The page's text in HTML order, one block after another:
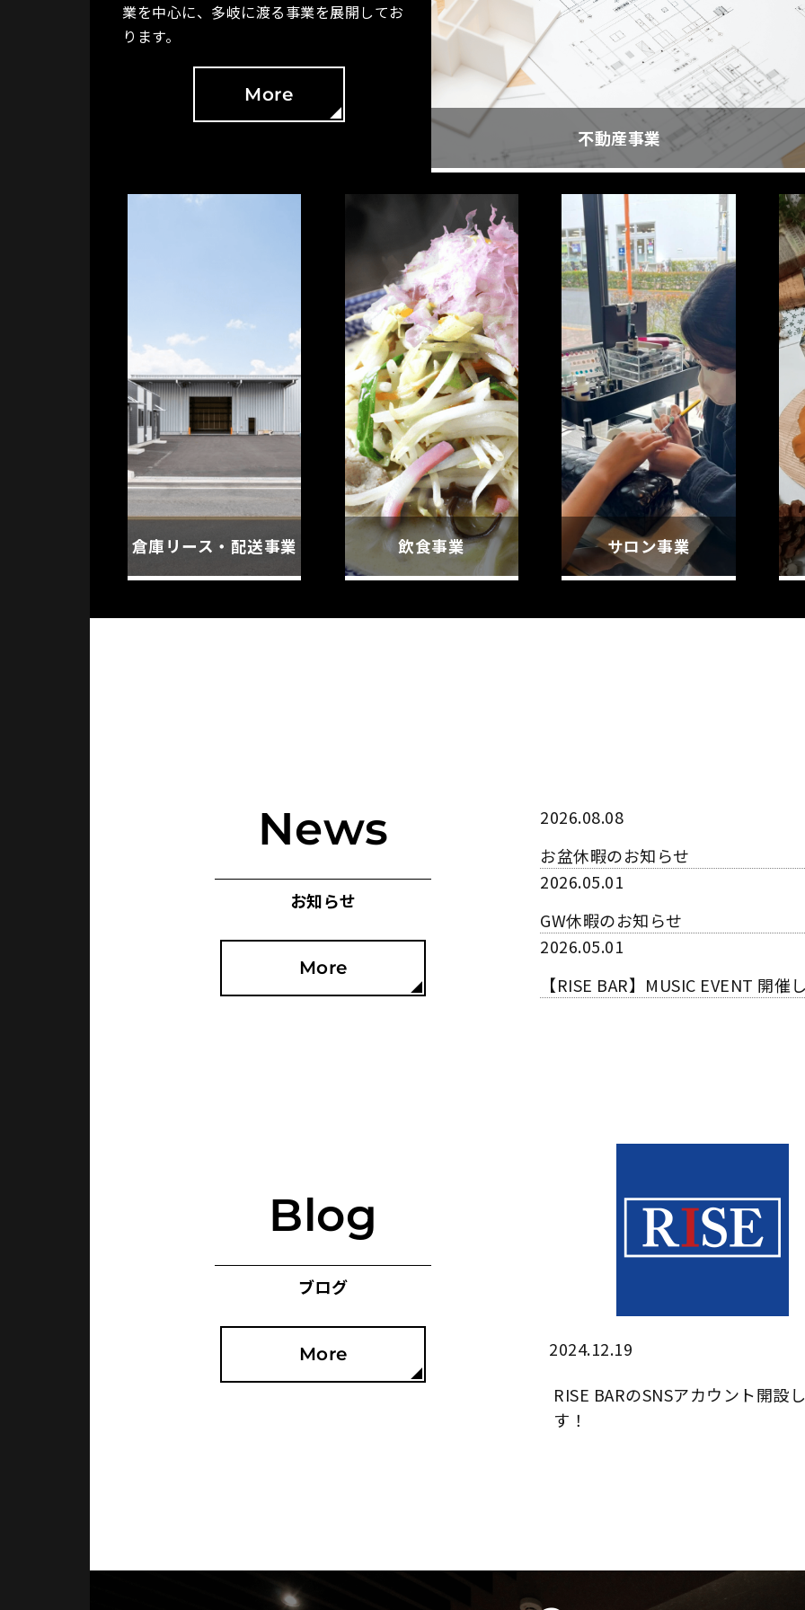
業を中心に、多岐に渡る事業を展開してお
ります。
More
不動産事業
倉庫リース・配送事業 飲食事業 サロン事業
News
お知らせ
More
2026.08.08
お盆休暇のお知らせ
2026.05.01
GW休暇のお知らせ
2026.05.01
【RISE BAR】MUSIC EVENT 開催
Blog
ブログ
More
2024.12.19
RISE BARのSNSアカウント開設
す！